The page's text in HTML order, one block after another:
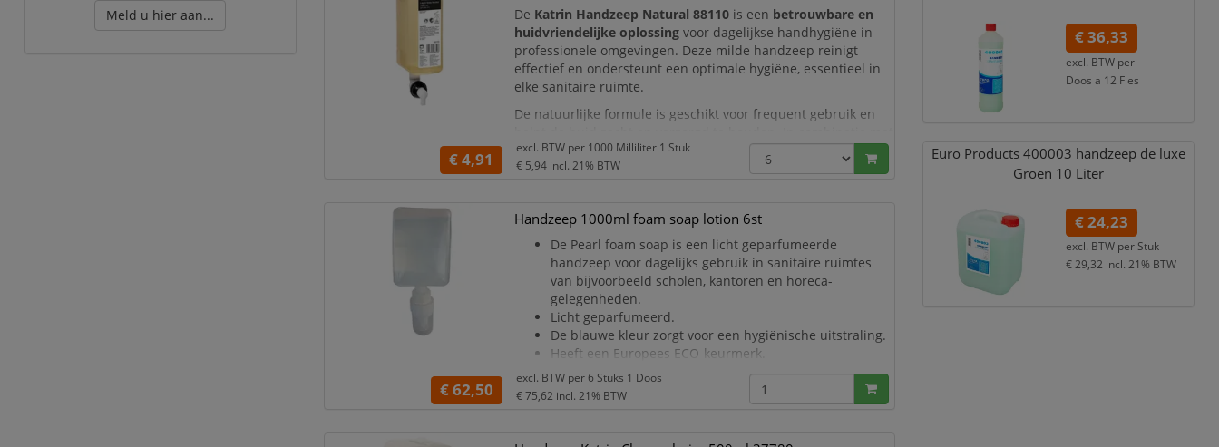
Meld u hier aan...
De Katrin Handzeep Natural 88110 is een betrouwbare en
huidvriendelijke oplossing voor dagelijkse handhygiëne in
professionele omgevingen. Deze milde handzeep reinigt
effectief en ondersteunt een optimale hygiëne, essentieel in
elke sanitaire ruimte.
De natuurlijke formule is geschikt voor frequent gebruik en
Katrin dispensers zorgt deze zeep voor eenhygiënische,
efficiënte en gebru
€ 4,91
excl. BTW per 1000 Milliliter 1 Stuk
€ 5,94 incl. 21% BTW
Handzeep 1000ml foam soap lotion 6st
De Pearl foam soap is een licht geparfumeerde
handzeep voor dagelijks gebruik in sanitaire ruimtes
van bijvoorbeeld scholen, kantoren en horeca-
gelegenheden.
Licht geparfumeerd.
De blauwe kleur zorgt voor een hygiënische uitstraling.
Heeft een Europees ECO-keurmerk.
Voor veelvuldig gebruik.
Uniek eigen gesloten doseersysteem.
Zeer zuinig in gebruik doordat het een foam zeep is.
€ 62,50
excl. BTW per6 Stuks 1 Doos
€ 75,62 incl. 21% BTW
€ 36,33
excl. BTW per
Doos a 12 Fles
Euro Products 400003 handzeep de luxe
Groen 10 Liter
€ 24,23
excl. BTW per Stuk
€ 29,32 incl. 21% BTW